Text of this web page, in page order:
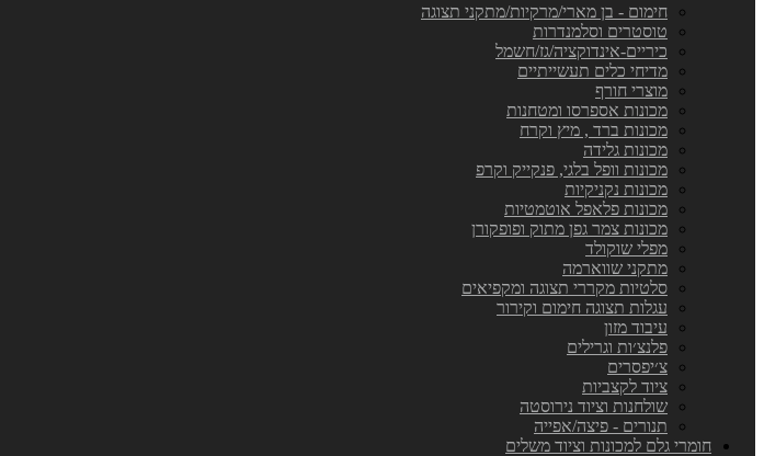
חימום - בן מארי/מרקיות/מתקני תצוגה
טוסטרים וסלמנדרות
כיריים-אינדוקציה/גז/חשמל
מדיחי כלים תעשייתיים
מוצרי חורף
מכונות אספרסו ומטחנות
מכונות ברד , מיץ וקרח
מכונות גלידה
מכונות וופל בלגי, פנקייק וקרפ
מכונות נקניקיות
מכונות פלאפל אוטמטיות
מכונות צמר גפן מתוק ופופקורן
מפלי שוקולד
מתקני שווארמה
סלטיות מקררי תצוגה ומקפיאים
עגלות תצוגה חימום וקירור
עיבוד מזון
פלנצ׳ות וגרילים
צ׳יפסרים
ציוד לקצביות
שולחנות וציוד נירוסטה
תנורים - פיצה/אפייה
חומרי גלם למכונות וציוד משלים